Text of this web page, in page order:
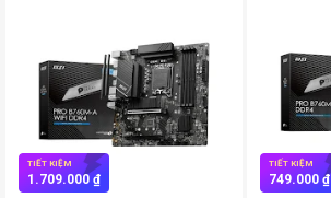
TIẾT KIỆM
1.709.000 ₫
TIẾT KIỆM
749.000 ₫